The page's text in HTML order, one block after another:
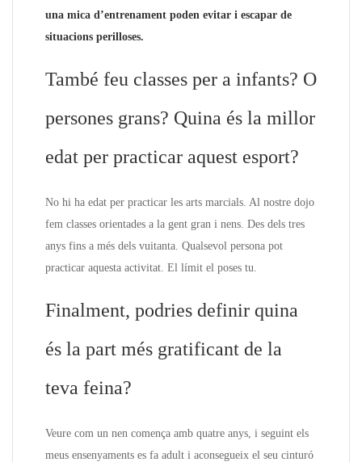
una mica d’entrenament poden evitar i escapar de
situacions perilloses.
També feu classes per a infants? O
persones grans? Quina és la millor
edat per practicar aquest esport?
No hi ha edat per practicar les arts marcials. Al nostre dojo
fem classes orientades a la gent gran i nens. Des dels tres
anys fins a més dels vuitanta. Qualsevol persona pot
practicar aquesta activitat. El límit el poses tu.
Finalment, podries definir quina
és la part més gratificant de la
teva feina?
Veure com un nen comença amb quatre anys, i seguint els
meus ensenyaments es fa adult i aconsegueix el seu cinturó